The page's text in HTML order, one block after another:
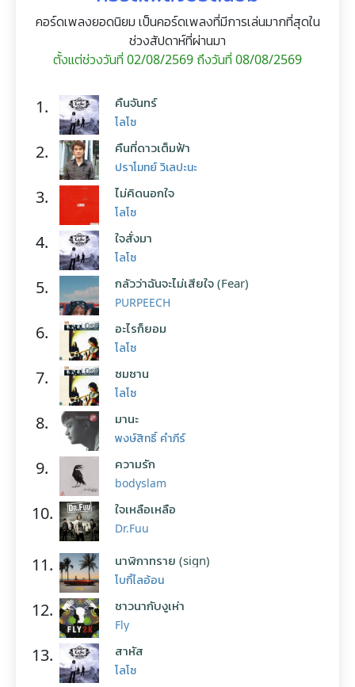
คอร์ดเพลงยอดนิยม เป็นคอร์ดเพลงที่มีการเล่นมากที่สุดใน
ช่วงสัปดาห์ที่ผ่านมา
ตั้งแต่ช่วงวันที่ 02/08/2569 ถึงวันที่ 08/08/2569
1. คืนจันทร์
โลโซ
2. คืนที่ดาวเต็มฟ้า
ปราโมทย์ วิเลปะนะ
3. ไม่คิดนอกใจ
โลโซ
4. ใจสั่งมา
โลโซ
5. กลัวว่าฉันจะไม่เสียใจ (Fear)
PURPEECH
6. อะไรก็ยอม
โลโซ
7. ซมซาน
โลโซ
8. มานะ
พงษ์สิทธิ์ คำภีร์
9. ความรัก
bodyslam
10. ใจเหลือเหลือ
Dr.Fuu
11. นาฬิกาทราย (sign)
โบกี้ไลอ้อน
12. ชาวนากับงูเห่า
Fly
13. สาหัส
โลโซ